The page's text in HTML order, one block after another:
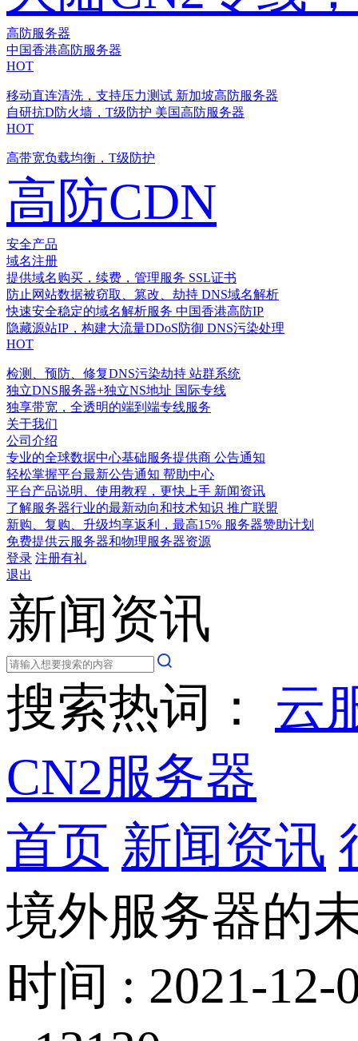
高防服务器
中国香港高防服务器
HOT
移动直连清洗，支持压力测试 新加坡高防服务器
自研抗D防火墙，T级防护 美国高防服务器
HOT
高带宽负载均衡，T级防护
高防CDN
安全产品
域名注册
提供域名购买，续费，管理服务 SSL证书
防止网站数据被窃取、篡改、劫持 DNS域名解析
快速安全稳定的域名解析服务 中国香港高防IP
隐藏源站IP，构建大流量DDoS防御 DNS污染处理
HOT
检测、预防、修复DNS污染劫持 站群系统
独立DNS服务器+独立NS地址 国际专线
独享带宽，全透明的端到端专线服务
关于我们
公司介绍
专业的全球数据中心基础服务提供商 公告通知
轻松掌握平台最新公告通知 帮助中心
平台产品说明、使用教程，更快上手 新闻资讯
了解服务器行业的最新动向和技术知识 推广联盟
新购、复购、升级均享返利，最高15% 服务器赞助计划
免费提供云服务器和物理服务器资源
登录 注册有礼
退出
新闻资讯
搜索热词： 云
CN2服务器
首页 新闻资讯
境外服务器的
时间 : 2021-12-